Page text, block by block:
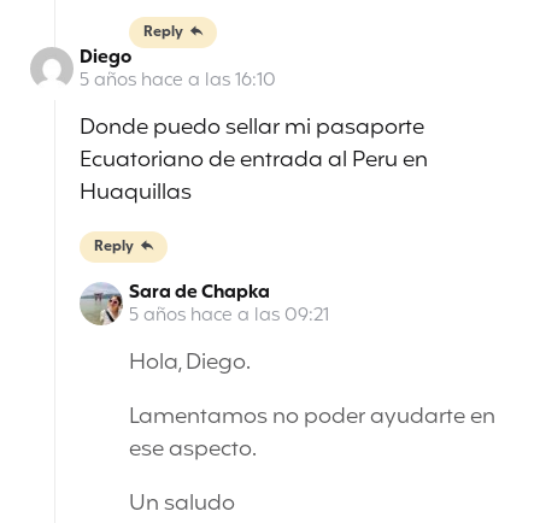
Reply
Diego
5 años hace a las 16:10
Donde puedo sellar mi pasaporte
Ecuatoriano de entrada al Peru en
Huaquillas
Reply
Sara de Chapka
5 años hace a las 09:21
Hola, Diego.
Lamentamos no poder ayudarte en
ese aspecto.
Un saludo